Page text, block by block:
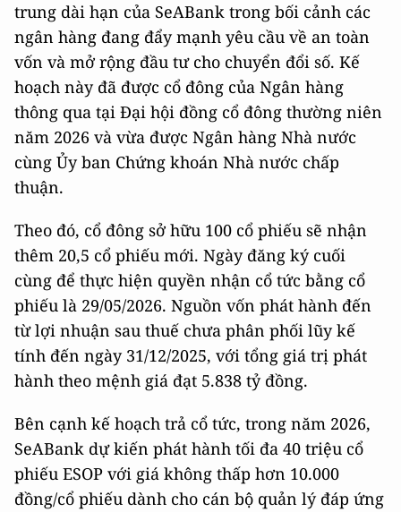
trung dài hạn của SeABank trong bối cảnh các
ngân hàng đang đẩy mạnh yêu cầu về an toàn
vốn và mở rộng đầu tư cho chuyển đổi số. Kế
hoạch này đã được cổ đông của Ngân hàng
thông qua tại Đại hội đồng cổ đông thường niên
năm 2026 và vừa được Ngân hàng Nhà nước
cùng Ủy ban Chứng khoán Nhà nước chấp
thuận.
Theo đó, cổ đông sở hữu 100 cổ phiếu sẽ nhận
thêm 20,5 cổ phiếu mới. Ngày đăng ký cuối
cùng để thực hiện quyền nhận cổ tức bằng cổ
phiếu là 29/05/2026. Nguồn vốn phát hành đến
từ lợi nhuận sau thuế chưa phân phối lũy kế
tính đến ngày 31/12/2025, với tổng giá trị phát
hành theo mệnh giá đạt 5.838 tỷ đồng.
Bên cạnh kế hoạch trả cổ tức, trong năm 2026,
SeABank dự kiến phát hành tối đa 40 triệu cổ
phiếu ESOP với giá không thấp hơn 10.000
đồng/cổ phiếu dành cho cán bộ quản lý đáp ứng